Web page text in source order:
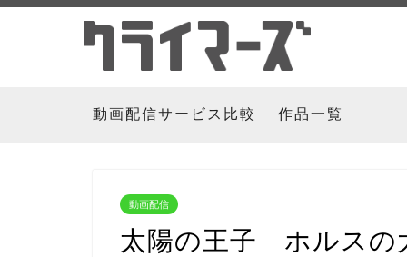
動画配信サービス比較 作品一覧
動画配信
太陽の王子 ホルスの